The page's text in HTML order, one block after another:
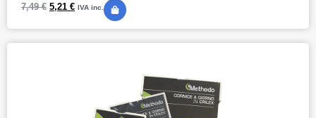
7,49€ 5,21 € IVA inc.